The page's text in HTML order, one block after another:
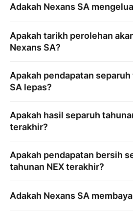
Adakah Nexans SA
Apakah tarikh perolehan
Nexans SA?
Apakah pendapatan separuh
SA lepas?
Apakah hasil separuh
terakhir?
Apakah pendapatan bersih
tahunan NEXterakhir?
Adakah Nexans SA